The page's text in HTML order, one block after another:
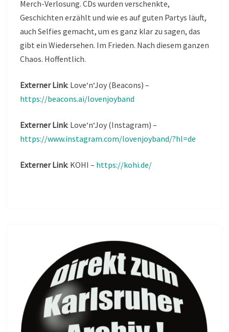
Merch-Verlosung. CDs wurden verschenkte,
Geschichten erzählt und wie es auf guten Partys läuft,
auch Selfies gemacht, um es ganz klar zu sagen, das
gibt ein Wiedersehen. Im Frieden. Nach diesem ganzen
Chaos. Hoffentlich.
Externer Link: Love‘n‘Joy (Beacons) –
https://beacons.ai/lovenjoyband
Externer Link: Love‘n‘Joy (Instagram) –
https://www.instagram.com/lovenjoyband/?hl=de
Externer Link: KOHI – https://kohi.de/